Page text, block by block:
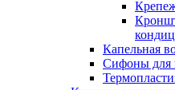
Капельная
Сифоны для